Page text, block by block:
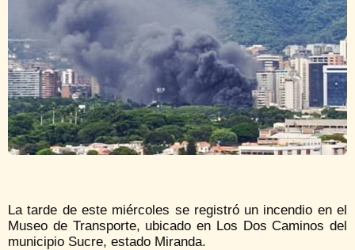
La tarde de este miércoles se registró un incendio en el
Museo de Transporte, ubicado en Los Dos Caminos del
municipio Sucre, estado Miranda.